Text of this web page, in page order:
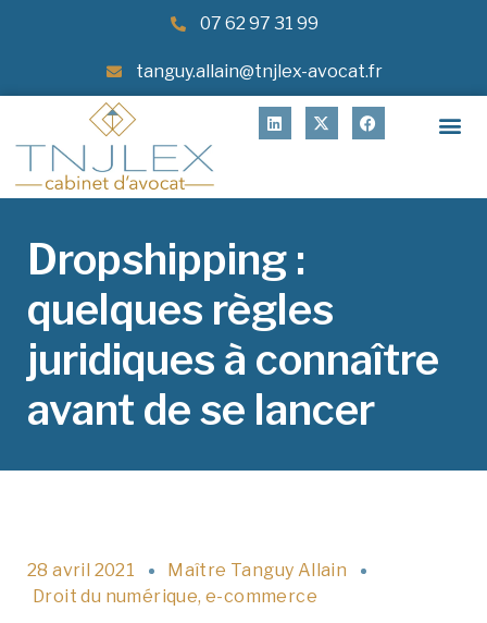
07 62 97 31 99
tanguy.allain@tnjlex-avocat.fr
Dropshipping :
quelques règles
juridiques à connaître
avant de se lancer
28 avril 2021
Maître Tanguy Allain
Droit du numérique,e-commerce